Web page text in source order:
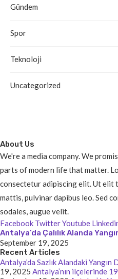
Gündem
Spor
Teknoloji
Uncategorized
About Us
We're a media company. We
parts of modern life that matter.
consectetur adipiscing elit. Ut elit
mattis, pulvinar dapibus leo. Sed
sodales, augue velit.
Facebook TwitterYoutube
Antalya’da Çalılık Alanda
September 19, 2025
Recent Articles
Antalya’da Sazlık Alandaki Yangın
19, 2025 Antalya’nın ilçelerinde